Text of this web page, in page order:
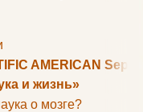
AMERICAN
и жизнь»
о мозге?